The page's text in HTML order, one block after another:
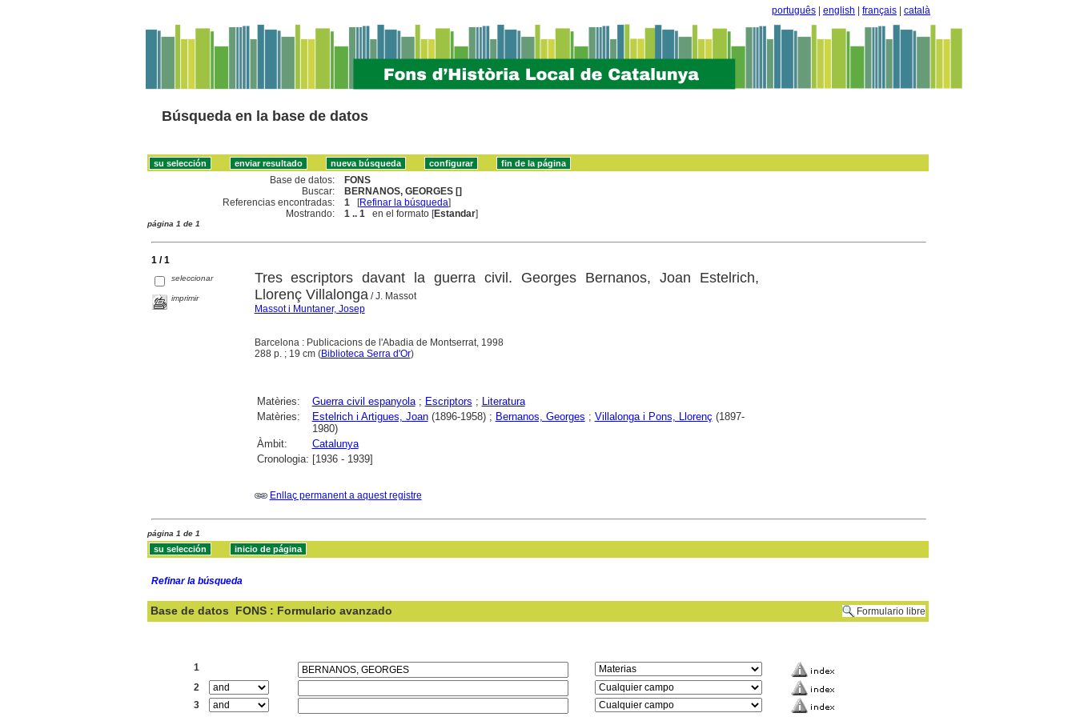
português english français català
Búsqueda en la base de datos
Base de datos:
FONS
Buscar:
BERNANOS, GEORGES []
Referencias encontradas:
1 [Refinar la búsqueda]
Mostrando:
1 .. 1 en el formato [Estandar]
página 1 de 1
1 / 1
seleccionar
imprimir
Tres escriptors davant la guerra civil. Georges Bernanos, Joan Estelrich,
Llorenç Villalonga/ J. Massot
Massot i Muntaner, Josep
Barcelona : Publicacions de l'Abadia de Montserrat, 1998
288 p. ; 19 cm (Biblioteca Serra d'Or)
Matèries: Guerra civil espanyola; Escriptors ;
Literatura
Matèries:
Estelrich i Artigues, Joan(1896-1958) ; Bernanos, Georges ; Villalonga i Pons, Llorenç (1897-
1980)
Àmbit:
Catalunya
Cronologia: [1936 - 1939]
Enllaç permanent a aquest registre
página 1 de 1
Refinar la búsqueda
Base de datos FONS : Formulario avanzado Formulario libre
1
2
3